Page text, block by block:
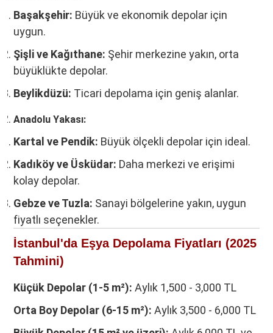
Başakşehir: Büyük ve ekonomik depolar için
uygun.
Şişli ve Kağıthane: Şehir merkezine yakın, orta
büyüklükte depolar.
Beylikdüzü: Ticari depolama için geniş alanlar.
Anadolu Yakası:
Kartal ve Pendik: Büyük ölçekli depolar için ideal.
Kadıköy ve Üsküdar: Daha merkezi ve erişimi
kolay depolar.
Gebze ve Tuzla: Sanayi bölgelerine yakın, uygun
fiyatlı seçenekler.
İstanbul'da Eşya Depolama Fiyatları (2025
Tahmini)
Küçük Depolar (1-5 m²): Aylık 1,500 - 3,000 TL
Orta Boy Depolar (6-15 m²): Aylık 3,500 - 6,000 TL